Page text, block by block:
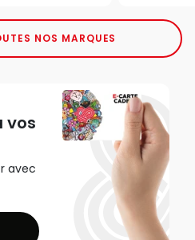
NOS MARQUES
vos
avec